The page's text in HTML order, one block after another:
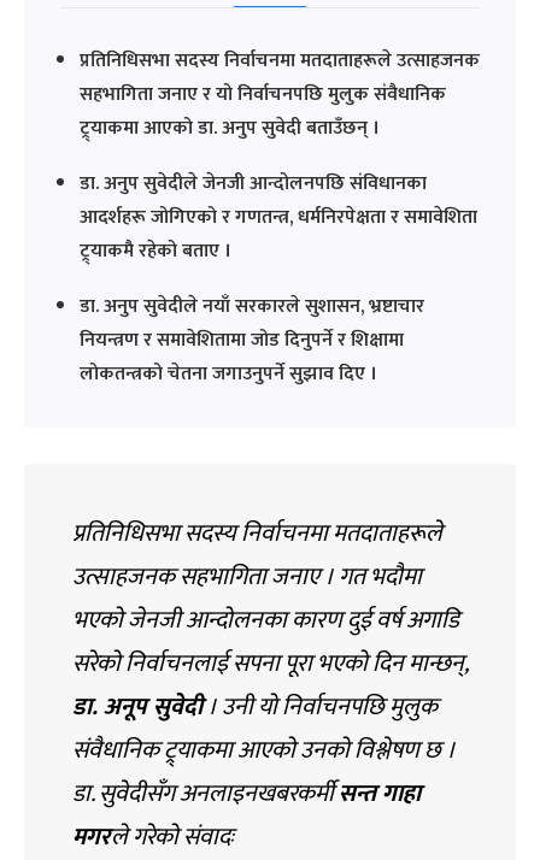
प्रतिनिधिसभा सदस्य निर्वाचनमा मतदाताहरूले उत्साहजनक
सहभागिता जनाए र यो निर्वाचनपछि मुलुक संवैधानिक
ट्र्याकमा आएको डा. अनुप सुवेदी बताउँछन् ।
डा. अनुप सुवेदीले जेनजी आन्दोलनपछि संविधानका
आदर्शहरू जोगिएको र गणतन्त्र, धर्मनिरपेक्षता र समावेशिता
ट्र्याकमै रहेको बताए ।
डा. अनुप सुवेदीले नयाँ सरकारले सुशासन, भ्रष्टाचार
नियन्त्रण र समावेशितामा जोड दिनुपर्ने र शिक्षामा
लोकतन्त्रको चेतना जगाउनुपर्ने सुझाव दिए ।
प्रतिनिधिसभा सदस्य निर्वाचनमा मतदाताहरूले
उत्साहजनक सहभागिता जनाए । गत भदौमा
भएको जेनजी आन्दोलनका कारण दुई वर्ष अगाडि
सरेको निर्वाचनलाई सपना पूरा भएको दिन मान्छन्,
डा. अनूप सुवेदी। उनी यो निर्वाचनपछि मुलुक
संवैधानिक ट्र्याकमा आएको उनको विश्लेषण छ ।
डा. सुवेदीसँग अनलाइनखबरकर्मीसन्त गाहा
मगरले गरेको संवादः